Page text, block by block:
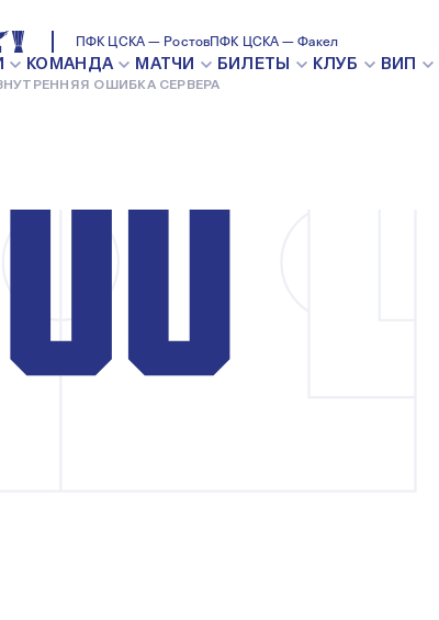
ПФК ЦСКА — РостовПФК ЦСКА — Факел
КОМАНДА МАТЧИ БИЛЕТЫ КЛУБ ВИП
ОШИБКА СЕРВЕРА